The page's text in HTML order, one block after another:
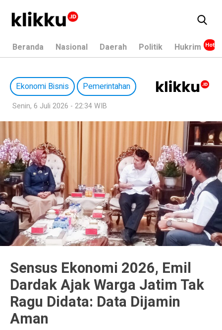
Beranda Nasional Daerah Politik Hukrim
Ekonomi Bisnis Pemerintahan
Senin, 6 Juli 2026 - 22:34 WIB
Sensus Ekonomi 2026, Emil
Dardak Ajak Warga Jatim Tak
Ragu Didata: Data Dijamin
Aman